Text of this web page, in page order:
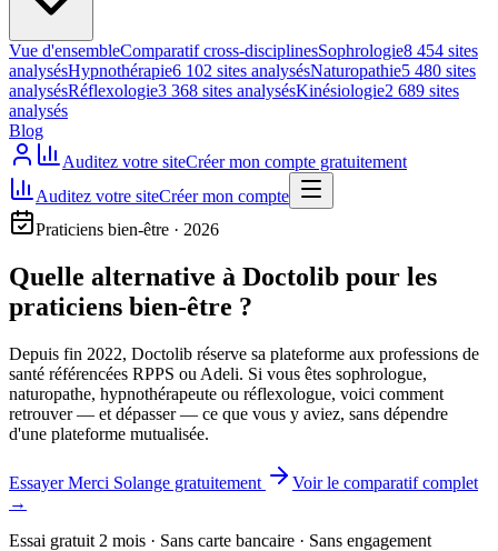
Vue d'ensembleComparatif cross-disciplinesSophrologie8 454 sites
analysésHypnothérapie6 102 sites analysésNaturopathie5 480 sites
analysésRéflexologie3 368 sites analysésKinésiologie2 689 sites
analysés
Blog
Auditez votre siteCréer mon compte gratuitement
Auditez votre siteCréer mon compte
Praticiens bien-être · 2026
Quelle alternative à Doctolib pour les
praticiens bien-être ?
Depuis fin 2022, Doctolib réserve sa plateforme aux professions de
santé référencées RPPS ou Adeli. Si vous êtes sophrologue,
naturopathe, hypnothérapeute ou réflexologue, voici comment
retrouver — et dépasser — ce que vous y aviez, sans dépendre
d'une plateforme mutualisée.
Essayer Merci Solange gratuitement
Voir le comparatif complet
→
Essai gratuit 2 mois · Sans carte bancaire · Sans engagement